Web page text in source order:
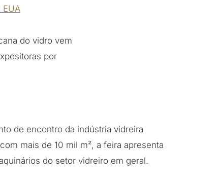
do vidro vem
por
de encontro da indústria vidreira
mais de 10 mil m², a feira apresenta
do setor vidreiro em geral.